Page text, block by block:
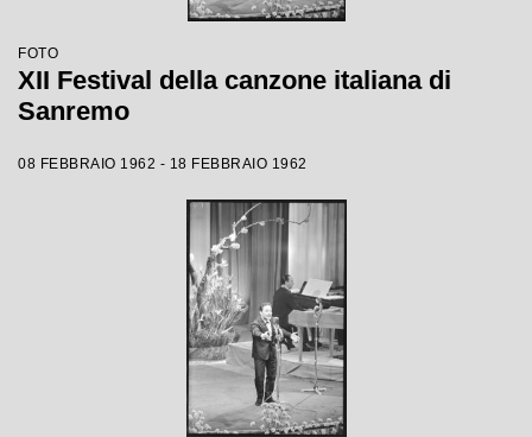
FOTO
XII Festival della canzone italiana di
Sanremo
08 FEBBRAIO 1962 - 18 FEBBRAIO 1962